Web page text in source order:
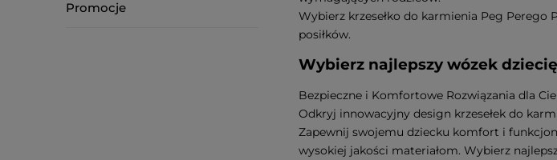
Promocje
Wybierz krzesełko do karmienia Peg
posiłków.
Wybierz najlepszy wózek
Bezpieczne i Komfortowe Rozwiązania dla
Odkryj innowacyjny design krzesełek do
Zapewnij swojemu dziecku komfort i
wysokiej jakości materiałom. Wybierz